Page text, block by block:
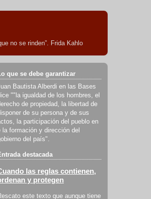
no se rinden”. Frida Kahlo
que se debe garantizar
Bautista Alberdi en las Bases
""la igualdad de los hombres, el
de propiedad, la libertad de
de su persona y de sus
la participación del pueblo en
la formación y dirección del
del país".
destacada
las reglas contienen,
y protegen
este texto que aunque tiene